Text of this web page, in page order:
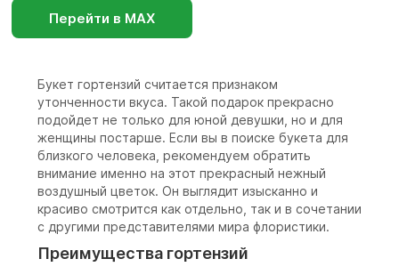
Перейти в МАХ
Букет гортензий считается признаком
утонченности вкуса. Такой подарок прекрасно
подойдет не только для юной девушки, но и для
женщины постарше. Если вы в поиске букета для
близкого человека, рекомендуем обратить
внимание именно на этот прекрасный нежный
воздушный цветок. Он выглядит изысканно и
красиво смотрится как отдельно, так и в сочетании
с другими представителями мира флористики.
Преимущества гортензий